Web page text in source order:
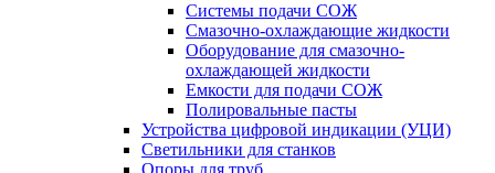
Системы подачи СОЖ
Смазочно-охлаждающие жидкости
Оборудование для смазочно-
охлаждающей жидкости
Емкости для подачи СОЖ
Полировальные пасты
Устройства цифровой индикации (УЦИ)
Светильники для станков
Опоры для труб